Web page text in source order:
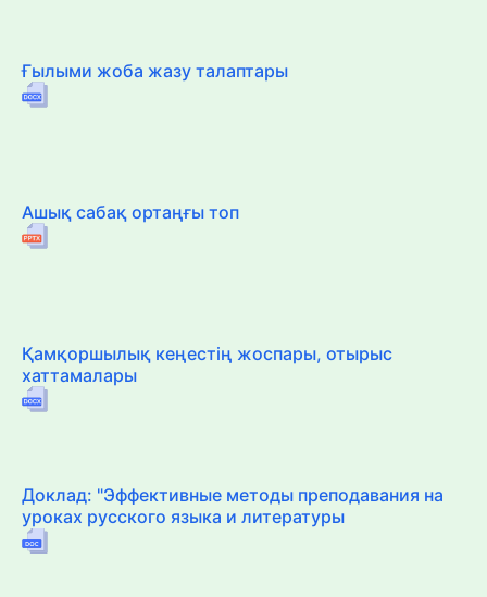
Ғылыми жоба жазу талаптары
Ашық сабақ ортаңғы топ
Қамқоршылық кеңестің жоспары, отырыс
хаттамалары
Доклад: "Эффективные методы преподавания на
уроках русского языка и литературы